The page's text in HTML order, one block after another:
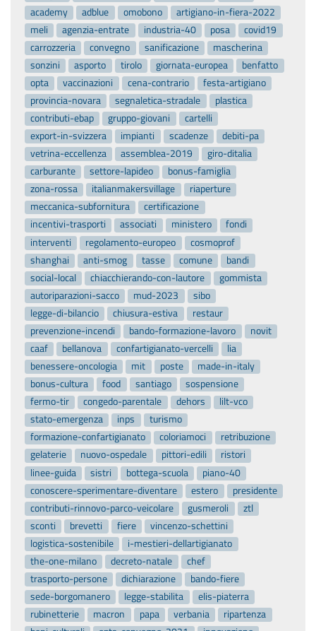
academy
adblue omobono
artigiano-in-fiera-2022
meli
agenzia-entrate industria-40 posa
covid19
carrozzeria
convegno sanificazione
mascherina
sonzini
asporto tirolo giornata-europea
benfatto
opta
vaccinazioni cena-contrario
festa-artigiano
provincia-novara
segnaletica-stradale
plastica
contributi-ebap
gruppo-giovani
cartelli
export-in-svizzera
impianti scadenze
debiti-pa
vetrina-eccellenza
assemblea-2019
giro-ditalia
carburante
settore-lapideo
bonus-famiglia
zona-rossa
italianmakersvillage
riaperture
meccanica-subfornitura
certificazione
incentivi-trasporti
associati ministero
fondi
interventi
regolamento-europeo
cosmoprof
shanghai
anti-smog tasse comune
bandi
social-local
chiacchierando-con-lautore
gommista
autoriparazioni-sacco
mud-2023
sibo
legge-di-bilancio
chiusura-estiva
restaur
prevenzione-incendi
bando-formazione-lavoro
novit
caaf
bellanova confartigianato-vercelli
lia
benessere-oncologia
mit poste
made-in-italy
bonus-cultura
food santiago
sospensione
fermo-tir
congedo-parentale dehors
lilt-vco
stato-emergenza
inps
turismo
formazione-confartigianato
coloriamoci
retribuzione
gelaterie
nuovo-ospedale pittori-edili
ristori
linee-guida
sistri bottega-scuola
piano-40
conoscere-sperimentare-diventare
estero
presidente
contributi-rinnovo-parco-veicolare
gusmeroli
ztl
sconti
brevetti fiere
vincenzo-schettini
logistica-sostenibile
i-mestieri-dellartigianato
the-one-milano
decreto-natale
chef
trasporto-persone
dichiarazione
bando-fiere
sede-borgomanero
legge-stabilita
elis-piaterra
rubinetterie
macron papa verbania
ripartenza